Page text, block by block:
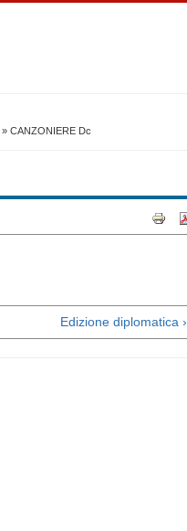
» CANZONIERE Dc
Edizione diplomatica ›